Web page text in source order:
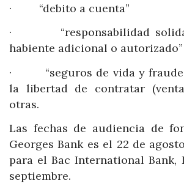
· “debito a cuenta”
· “responsabilidad
habiente adicional o autorizado”
· “seguros de vida y fraude
la libertad de contratar (venta
otras.
Las fechas de audiencia de
Georges Bank es el 22 de
para el Bac International Bank,
septiembre.